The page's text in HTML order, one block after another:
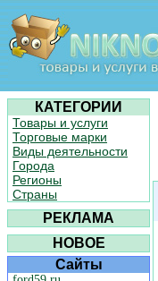
КАТЕГОРИИ
Товары и услуги
Торговые марки
Виды деятельности
Города
Регионы
Страны
РЕКЛАМА
НОВОЕ
Сайты